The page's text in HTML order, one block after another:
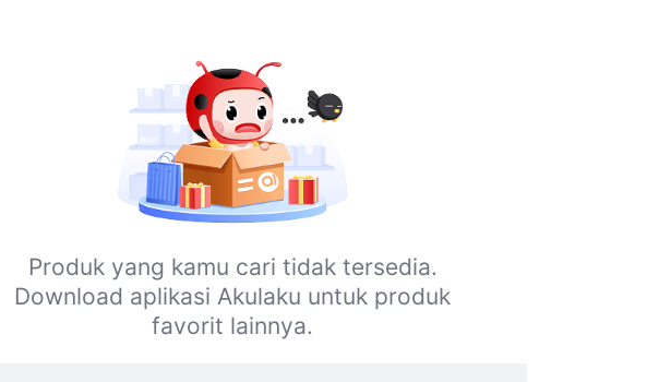
Produk yang kamu cari tidak tersedia.
Download aplikasi Akulaku untuk produk
favorit lainnya.